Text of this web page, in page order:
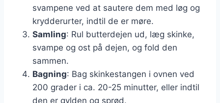
svampene ved at sautere dem med løg og
krydderurter, indtil de er møre.
Samling: Rul butterdejen ud, læg skinke,
svampe og ost på dejen, og fold den
sammen.
Bagning: Bag skinkestangen i ovnen ved
200 grader i ca. 20-25 minutter, eller indtil
den er gylden og sprød.